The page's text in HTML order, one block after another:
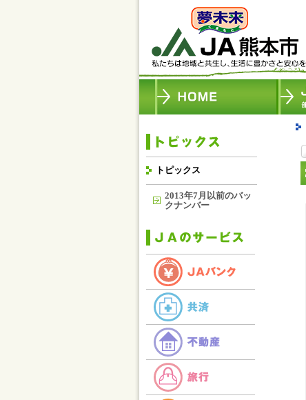
トピックス
2013年7月以前のバッ
クナンバー